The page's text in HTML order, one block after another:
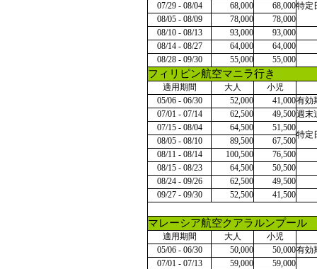
特定
07/29 - 08/04 68,000
68,000
08/05 - 08/09
78,000
78,000
08/10 - 08/13
93,000
93,000
08/14 - 08/27
64,000
64,000
08/28 - 09/30
55,000 55,000
フィリピン航空マニラ行き
適用期間 大人
小児
05/06 - 06/30
52,000 41,000有効
07/01 - 07/14
62,500 49,500週末
07/15 - 08/04
64,500 51,500
特定
08/05 - 08/10 89,500
67,500
08/11 - 08/14
100,500
76,500
08/15 - 08/23
64,500
50,500
08/24 - 09/26
62,500
49,500
09/27 - 09/30
52,500 41,500
マレーシア航空クアラルンプール
適用期間 大人
小児
05/06 - 06/30
50,000 50,000有効
07/01 - 07/13
59,000 59,000